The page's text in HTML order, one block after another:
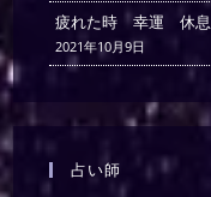
疲れた時 幸運 休息
2021年10月9日
占い師